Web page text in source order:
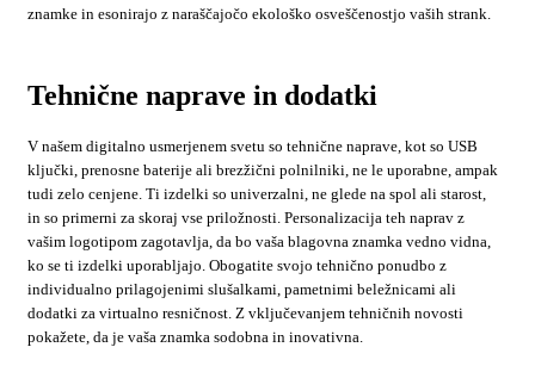
znamke in esonirajo z naraščajočo ekološko osveščenostjo vaših strank.
Tehnične naprave in dodatki
V našem digitalno usmerjenem svetu so tehnične naprave, kot so USB
ključki, prenosne baterije ali brezžični polnilniki, ne le uporabne, ampak
tudi zelo cenjene. Ti izdelki so univerzalni, ne glede na spol ali starost,
in so primerni za skoraj vse priložnosti. Personalizacija teh naprav z
vašim logotipom zagotavlja, da bo vaša blagovna znamka vedno vidna,
ko se ti izdelki uporabljajo. Obogatite svojo tehnično ponudbo z
individualno prilagojenimi slušalkami, pametnimi beležnicami ali
dodatki za virtualno resničnost. Z vključevanjem tehničnih novosti
pokažete, da je vaša znamka sodobna in inovativna.